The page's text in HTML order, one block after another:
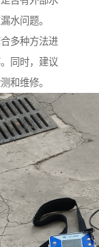
水问题。
多种方法进
同时，建议
和维修。